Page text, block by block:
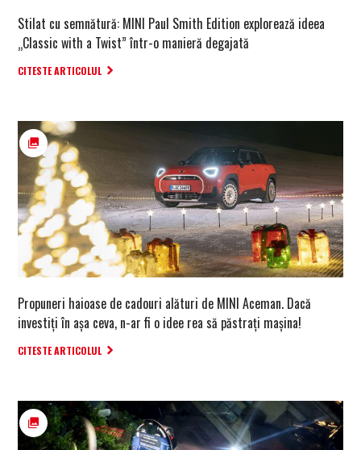
Stilat cu semnătură: MINI Paul Smith Edition explorează ideea
„Classic with a Twist” într-o manieră degajată
CITESTE ARTICOLUL
Propuneri haioase de cadouri alături de MINI Aceman. Dacă
investiți în așa ceva, n-ar fi o idee rea să păstrați mașina!
CITESTE ARTICOLUL